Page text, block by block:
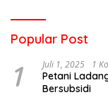
Popular Post
1 Juli 1, 2025 1
Petani
Bersubsidi